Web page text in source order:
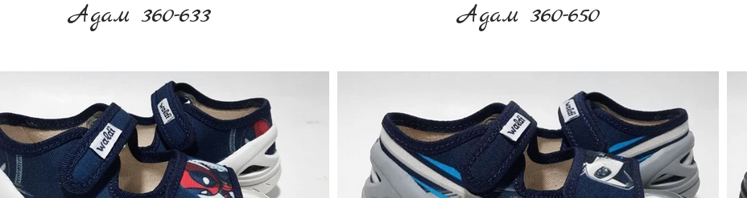
Адам 360-633 Адам 360-650